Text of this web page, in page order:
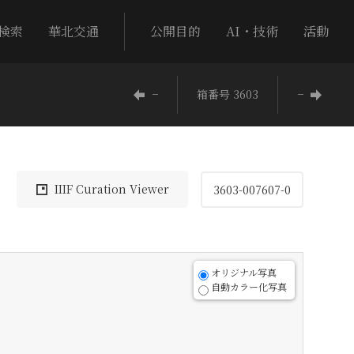
索 華北交通 公開目的 AI・技術 活動
− 箱番号 3603 −
IIIF Curation Viewer 3603-007607-0
オリジナル写真
自動カラー化写真